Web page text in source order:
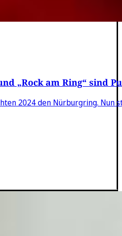
„Rock am Ring“ sind
2024 den Nürburgring. Nun